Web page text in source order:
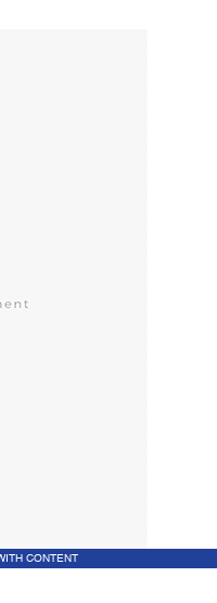
CONTENT